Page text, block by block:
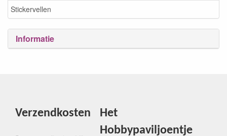
Stickervellen
Informatie
Verzendkosten
Het
Hobbypaviljoentje